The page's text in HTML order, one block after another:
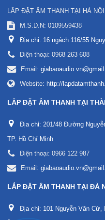
LẮP ĐẶT ÂM THANH TẠI HÀ NỘI
M.S.D.N: 0109559438
Địa chỉ: 16 ngách 116/55
Điện thoại: 0968 263 608
Email:
Website: http://
LẮP ĐẶT ÂM THANH TẠI
Địa chỉ: 201/48 Đường
TP. Hồ Chí Minh
Điện thoại: 0966 122 987
Email:
LẮP ĐẶT ÂM THANH TẠI ĐÀ
Địa chỉ: 101 Nguyễn Văn Cừ,